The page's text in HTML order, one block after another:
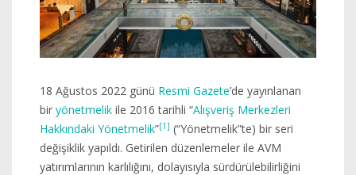
18 Ağustos 2022 günü Resmi Gazete’de yayınlanan
bir yönetmelik ile 2016 tarihli “Alışveriş Merkezleri
Hakkındaki Yönetmelik”[1] (“Yönetmelik”te) bir seri
değişiklik yapıldı. Getirilen düzenlemeler ile AVM
yatırımlarının karlılığını, dolayısıyla sürdürülebilirliğini